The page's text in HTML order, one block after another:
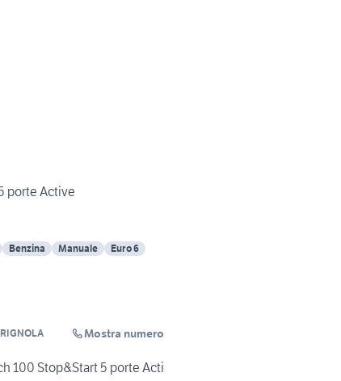
porte Active
Benzina Manuale Euro 6
Mostra numero
100 Stop&Start 5 porte Acti